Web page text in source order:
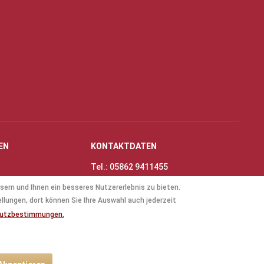
KONTAKTDATEN
Tel.: 05862 9411455
info@thinas-toene.de
und Ihnen ein besseres Nutzererlebnis zu bieten.
dort können Sie Ihre Auswahl auch jederzeit